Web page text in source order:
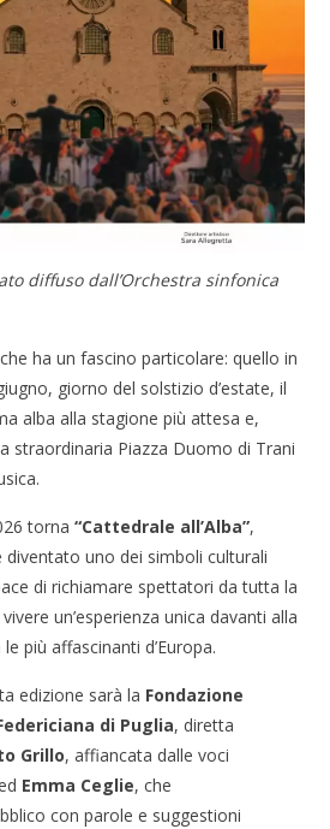
diffuso dall’Orchestra sinfonica
che ha un fascino particolare: quello in
giorno del solstizio d’estate, il
alba alla stagione più attesa e,
straordinaria Piazza Duomo di Trani
torna“Cattedrale all’Alba”,
diventato uno dei simboli culturali
di richiamare spettatori da tutta la
un’esperienza unica davanti alla
più affascinanti d’Europa.
edizione sarà la Fondazione
di Puglia, diretta
Grillo, affiancata dalle voci
Emma Ceglie, che
con parole e suggestioni